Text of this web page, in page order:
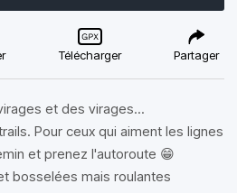
Télécharger Partager
et des virages...
Pour ceux qui aiment les lignes
et prenez l'autoroute 😁
bosselées mais roulantes